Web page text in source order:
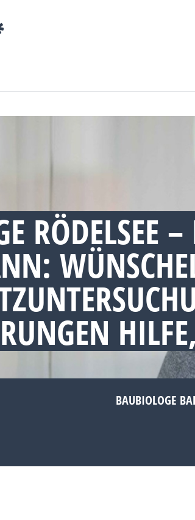
RÖDELSEE
BAUBIOLOGE